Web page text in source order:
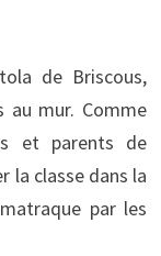
de Briscous,
au mur. Comme
et parents de
la classe dans la
par les